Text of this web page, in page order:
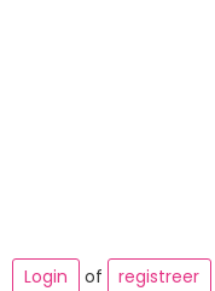
Login
of registreer